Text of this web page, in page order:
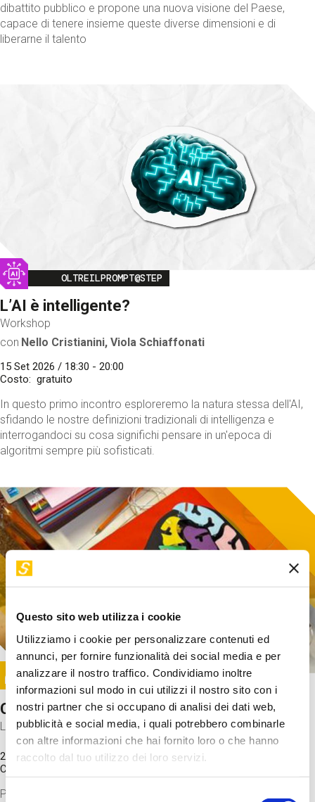
Questo sito web utilizza i cookie
Utilizziamo i cookie per personalizzare contenuti ed
annunci, per fornire funzionalità dei social media e per
analizzare il nostro traffico. Condividiamo inoltre
informazioni sul modo in cui utilizzi il nostro sito con i
nostri partner che si occupano di analisi dei dati web,
pubblicità e social media, i quali potrebbero combinarle
con altre informazioni che hai fornito loro o che hanno
raccolto dal tuo utilizzo dei loro servizi.
Selezione
dibattito pubblico e propone una nuova visione del Paese,
capace di tenere insieme queste diverse dimensioni e di
liberarne il talento
Image
OLTREILPROMPT@STEP
L’AI è intelligente?
Workshop
con Nello Cristianini, Viola Schiaffonati
15 Set 2026 / 18:30 - 20:00
Costo
gratuito
In questo primo incontro esploreremo la natura stessa dell'AI,
sfidando le nostre definizioni tradizionali di intelligenza e
interrogandoci su cosa significhi pensare in un'epoca di
algoritmi sempre più sofisticati.
Image
SUNDAY@STEP
Come funziona il cervello?
Laboratorio
20 Set 2026 / 11:15 - 13:00
Costo
Proveremo a costruire un cervello in cartoncino cercando di